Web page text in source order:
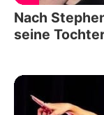
Nach
seine